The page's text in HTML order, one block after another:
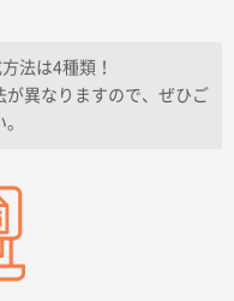
ト
。
法は4種類！
が異なりますので、ぜひご